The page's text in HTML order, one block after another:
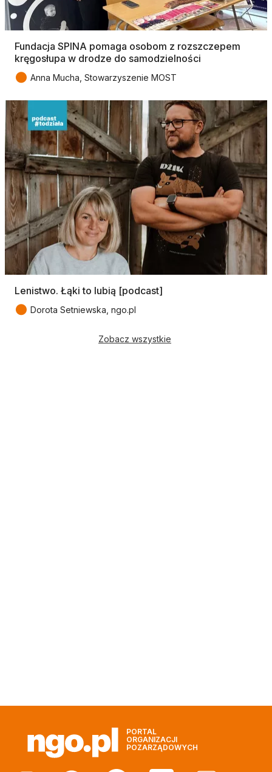
Fundacja SPINA pomaga osobom z rozszczepem
kręgosłupa w drodze do samodzielności
● Anna Mucha, Stowarzyszenie MOST
Lenistwo. Łąki to lubią [podcast]
● Dorota Setniewska, ngo.pl
Zobacz wszystkie
PORTAL
ORGANIZACJI
POZARZĄDOWYCH